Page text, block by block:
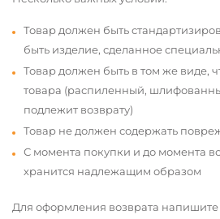
Товар должен быть
быть изделие, сделанное
Товар должен быть в том же виде,
товара (распиленный,
подлежит возврату)
Товар не должен содержать
С момента покупки и до момента
хранится надлежащим образом
Для оформления возврата напишите